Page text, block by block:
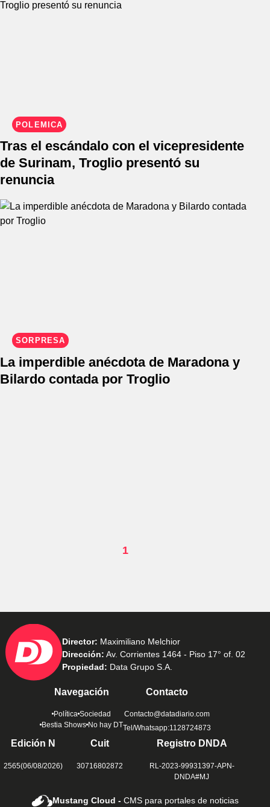
POLÉMICA
Tras el escándalo con el vicepresidente
de Surinam, Troglio presentó su
renuncia
SORPRESA
La imperdible anécdota de Maradona y
Bilardo contada por Troglio
1
Director: Maximiliano Melchior
Dirección: Av. Corrientes 1464 - Piso 17° of. 02
Propiedad: Data Grupo S.A.
Navegación
Política Sociedad
Bestia Shows No hay DT
Contacto
Contacto@datadiario.com
Tel/Whatsapp:1128724873
Edición N
2565(06/08/2026)
Cuit
30716802872
Registro DNDA
RL-2023-99931397-APN-
DNDA#MJ
Mustang Cloud -CMS para portales de noticias